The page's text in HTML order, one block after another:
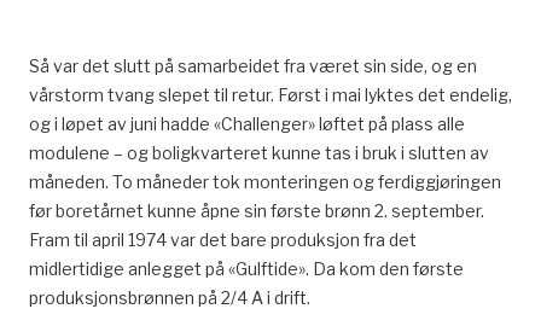
Så var det slutt på samarbeidet fra været sin side, og en
vårstorm tvang slepet til retur. Først i mai lyktes det endelig,
og i løpet av juni hadde «Challenger» løftet på plass alle
modulene – og boligkvarteret kunne tas i bruk i slutten av
måneden. To måneder tok monteringen og ferdiggjøringen
før boretårnet kunne åpne sin første brønn 2. september.
Fram til april 1974 var det bare produksjon fra det
midlertidige anlegget på «Gulftide». Da kom den første
produksjonsbrønnen på 2/4 A i drift.